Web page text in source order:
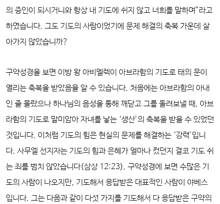
의 증인이 되시거니와 항상 내 기도에 쉬지 않고 너희를 말하며”라고
하였습니다. 그도 기도의 사람이었기에 문제 해결의 축복 가운데 살
아가지 않았습니까?
구약성경을 보면 이방 왕 아비멜렉이 아브라함의 기도로 태의 문이
열리는 축복을 받았음을 알 수 있습니다. 처음에는 아브라함의 아내
인 줄 몰랐으나 하나님의 음성을 통해 깨닫고 그를 돌려보낼 때, 아브
라함의 기도로 말미암아 자녀를 낳는 ‘생산’의 축복을 받을 수 있었던
것입니다. 이처럼 기도의 힘은 현실의 문제를 해결하는 ‘강력’입니
다. 사무엘 선지자는 기도의 힘과 은혜가 얼마나 컸던지 결코 기도 쉬
는 죄를 범치 않았습니다(삼상 12:23). 구약성경에 보면 수많은 기
도의 사람이 나오지만, 기도해서 응답받은 대표적인 사람이 야베스
입니다. 그는 다음과 같이 다섯 가지를 기도해서 다 응답받은 구약의